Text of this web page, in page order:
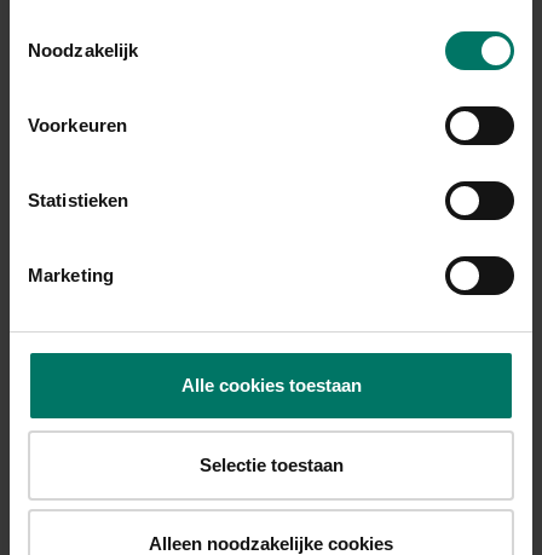
Noodzakelijk
Voorkeuren
Statistieken
Marketing
Alle cookies toestaan
Selectie toestaan
Alleen noodzakelijke cookies
In positieve zin werkt dit natuurlijk ook. Als jij te horen krijgt dat je
omgeving, enzovoort.